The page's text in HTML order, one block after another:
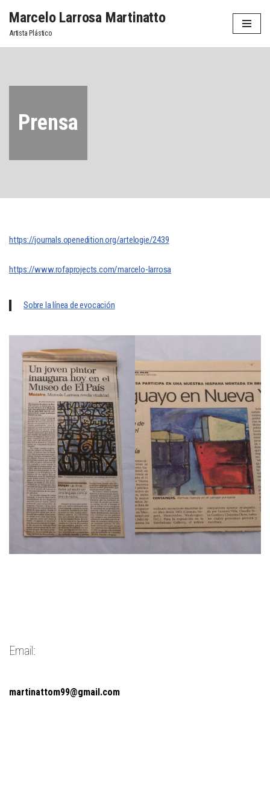
Saltar
Marcelo Larrosa Martinatto
Artista Plástico
Prensa
https://journals.openedition.org/artelogie/2439
https://www.rofaprojects.com/marcelo-larrosa
Sobre la línea de evocación
Email:
martinattom99@gmail.com